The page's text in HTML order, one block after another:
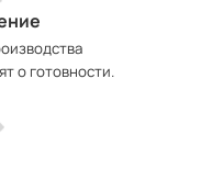
о готовности.